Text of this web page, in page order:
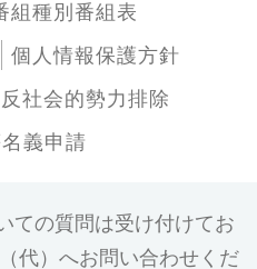
組種別番組表
個人情報保護方針
反社会的勢力排除
義申請
ての質問は受け付けてお
代）へお問い合わせくだ